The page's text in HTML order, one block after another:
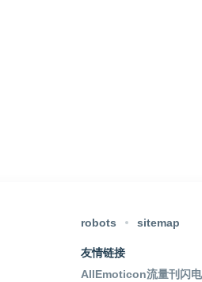
robots sitemap
友情链接
AllEmoticon流量刊 闪